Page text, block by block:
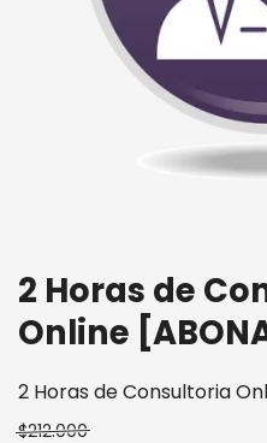
2 Horas de
Online
2 Horas de Consultoria
$212.000